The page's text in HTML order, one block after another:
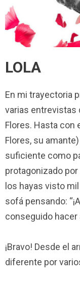
LOLA
En mi trayectoria
varias entrevistas
Flores. Hasta con
Flores, su
suficiente como
protagonizado
los hayas visto
sofá pensando:
conseguido hacer
¡Bravo! Desde el
diferente por